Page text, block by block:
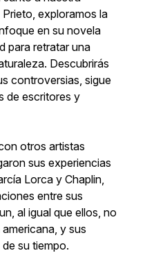
exploramos la
en su novela
para retratar una
Descubrirás
controversias, sigue
de escritores y
otros artistas
sus experiencias
Lorca y Chaplin,
entre sus
al igual que ellos, no
y sus
su tiempo.